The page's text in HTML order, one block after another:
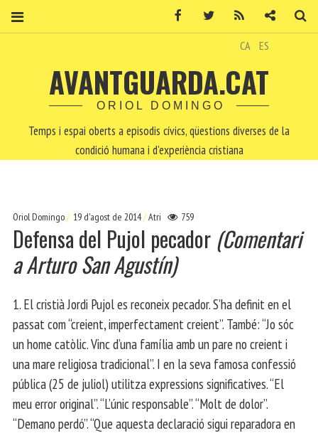
CA ES
AVANTGUARDA.CAT
ORIOL DOMINGO
Temps i espai oberts a episodis cívics, qüestions diverses de la
condició humana i d'experiència cristiana
Oriol Domingo 19 d'agost de 2014 Atri 759
Defensa del Pujol pecador (Comentari
a Arturo San Agustín)
1. El cristià Jordi Pujol es reconeix pecador. S’ha definit en el
passat com “creient, imperfectament creient”. També: “Jo sóc
un home catòlic. Vinc d’una família amb un pare no creient i
una mare religiosa tradicional”. I en la seva famosa confessió
pública (25 de juliol) utilitza expressions significatives. “El
meu error original”. “L’únic responsable”. “Molt de dolor”.
“Demano perdó”. “Que aquesta declaració sigui reparadora en
Facebook Twitter Contacte